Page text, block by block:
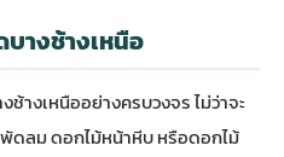
างช้างเหนือ
างเหนืออย่างครบวงจร ไม่ว่าจะ
ดลม ดอกไม้หน้าหีบ หรือดอกไม้